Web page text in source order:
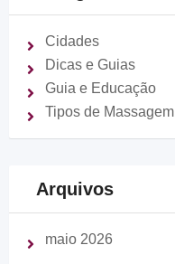
Cidades
Dicas e Guias
Guia e Educação
Tipos de Massagem
Arquivos
maio 2026